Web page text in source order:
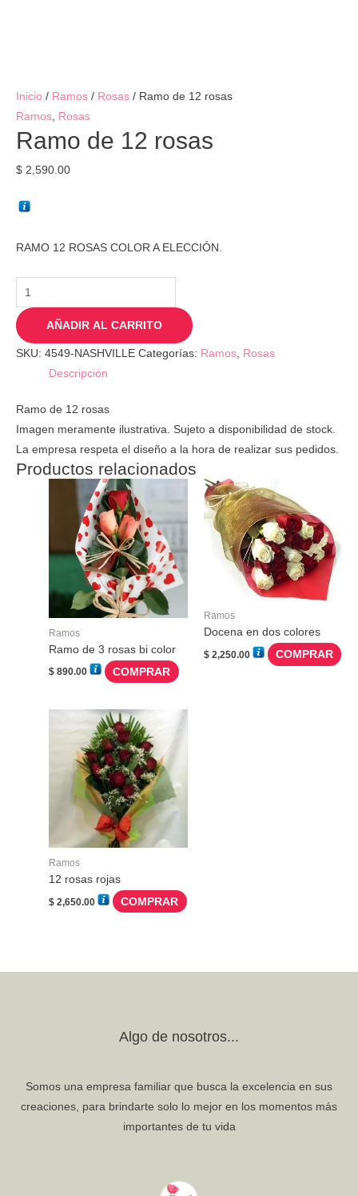
Inicio / Ramos / Rosas / Ramo de 12 rosas
Ramos Rosas
Ramo de 12 rosas
$ 2,590.00
RAMO 12 ROSAS COLOR A ELECCIÓN.
AÑADIR AL CARRITO
SKU: 4549-NASHVILLE Categorías: Ramos
Rosas
Descripción
Ramo de 12 rosas
Imagen meramente ilustrativa. Sujeto a disponibilidad de stock.
La empresa respeta el diseño a la hora de realizar sus pedidos.
Productos relacionados
Ramos
Ramo de 3 rosas bi color
$ 890.00 COMPRAR
Ramos
Docena en dos colores
$2,250.00 COMPRAR
Ramos
12 rosas rojas
$ 2,650.00 COMPRAR
Algo de nosotros...
Somos una empresa familiar que busca la excelencia en sus
creaciones, para brindarte solo lo mejor en los momentos más
importantes de tu vida